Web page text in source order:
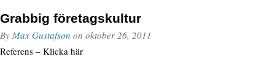
Grabbig företagskultur
By Max Gustafson on oktober 26, 2011
Referens – Klicka här